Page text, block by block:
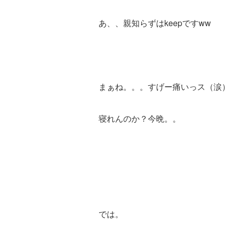
あ、、親知らずはkeepですww
まぁね。。。すげー痛いっス（涙）
寝れんのか？今晩。。
では。